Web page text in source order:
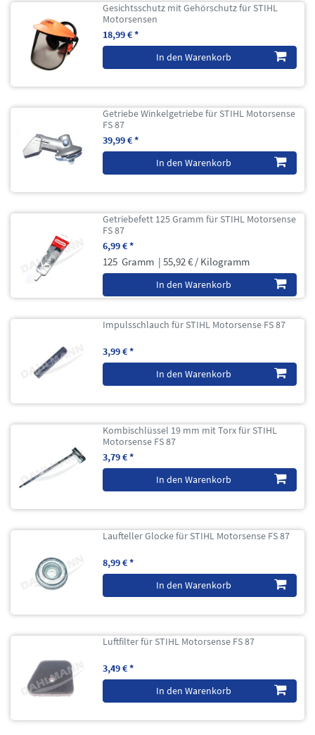
Gesichtsschutz mit Gehörschutz für STIHL
Motorsensen
18,99 € *
In den Warenkorb
Getriebe Winkelgetriebe für STIHL Motorsense
FS 87
39,99 € *
In den Warenkorb
Getriebefett 125 Gramm für STIHL Motorsense
FS 87
6,99 € *
125 Gramm | 55,92 € / Kilogramm
In den Warenkorb
Impulsschlauch für STIHL Motorsense FS 87
3,99 € *
In den Warenkorb
Kombischlüssel 19 mm mit Torx für STIHL
Motorsense FS 87
3,79 € *
In den Warenkorb
Laufteller Glocke für STIHL Motorsense FS 87
8,99 € *
In den Warenkorb
Luftfilter für STIHL Motorsense FS 87
3,49 € *
In den Warenkorb